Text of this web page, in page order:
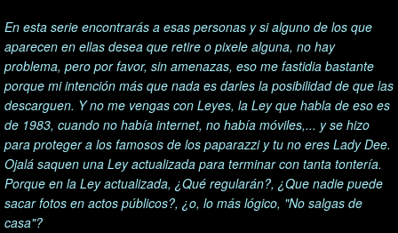
En esta serie encontrarás a esas personas y si alguno de los que
aparecen en ellas desea que retire o pixele alguna, no hay
problema, pero por favor, sin amenazas, eso me fastidia bastante
porque mi intención más que nada es darles la posibilidad de que las
descarguen. Y no me vengas con Leyes, la Ley que habla de eso es
de 1983, cuando no había internet, no había móviles,... y se hizo
para proteger a los famosos de los paparazzi y tu no eres Lady Dee.
Ojalá saquen una Ley actualizada para terminar con tanta tontería.
Porque en la Ley actualizada, ¿Qué regularán?, ¿Que nadie puede
sacar fotos en actos públicos?, ¿o, lo más lógico, "No salgas de
casa"?